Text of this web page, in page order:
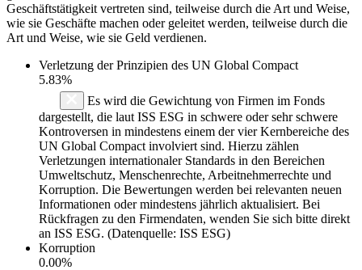
Geschäftstätigkeit vertreten sind, teilweise durch die Art und Weise,
wie sie Geschäfte machen oder geleitet werden, teilweise durch die
Art und Weise, wie sie Geld verdienen.
Verletzung der Prinzipien des UN Global Compact
5.83%
Es wird die Gewichtung von Firmen im Fonds
dargestellt, die laut ISS ESG in schwere oder sehr schwere
Kontroversen in mindestens einem der vier Kernbereiche des
UN Global Compact involviert sind. Hierzu zählen
Verletzungen internationaler Standards in den Bereichen
Umweltschutz, Menschenrechte, Arbeitnehmerrechte und
Korruption. Die Bewertungen werden bei relevanten neuen
Informationen oder mindestens jährlich aktualisiert. Bei
Rückfragen zu den Firmendaten, wenden Sie sich bitte direkt
an ISS ESG. (Datenquelle: ISS ESG)
Korruption
0.00%